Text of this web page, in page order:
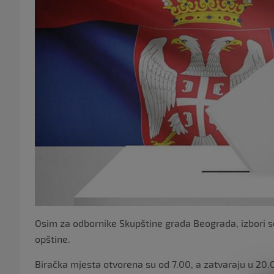
Osim za odbornike Skupštine grada Beograda, izbori
opštine.
Biračka mjesta otvorena su od 7.00, a zatvaraju u